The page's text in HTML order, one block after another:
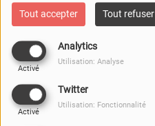
Tout accepter Tout refuser
Analytics
Activé
Utilisation: Analyse
Twitter
Activé
Utilisation: Fonctionnalité